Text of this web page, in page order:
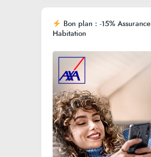
Bon plan : -15% Assurance
Habitation